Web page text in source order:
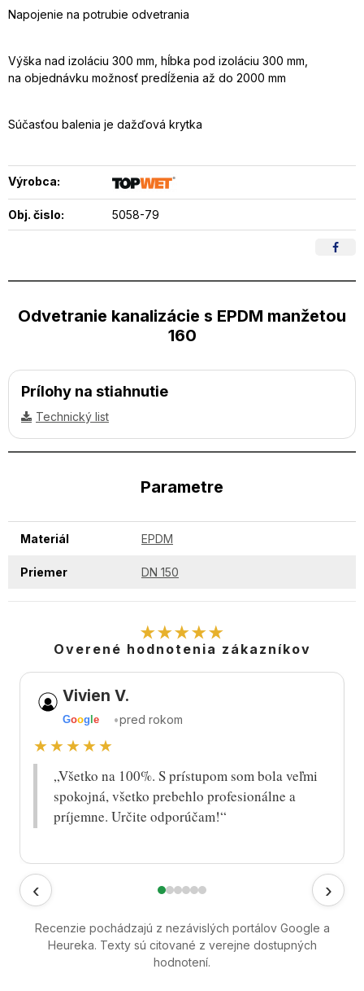
Napojenie na potrubie odvetrania
Výška nad izoláciu 300 mm, hĺbka pod izoláciu 300 mm,
na objednávku možnosť predĺženia až do 2000 mm
Súčasťou balenia je dažďová krytka
Výrobca:
Obj. čislo: 5058-79
Odvetranie kanalizácie s EPDM manžetou
160
Prílohy na stiahnutie
Technický list
Parametre
Materiál EPDM
Priemer DN 150
★★★★★
Overené hodnotenia zákazníkov
‹
Vivien V.
Goog le •pred rokom
★★★★★
„Všetko na 100%. S prístupom som bola veľmi
spokojná, všetko prebehlo profesionálne a
príjemne. Určite odporúčam!“
›
Recenzie pochádzajú z nezávislých portálov Google a
Heureka. Texty sú citované z verejne dostupných
hodnotení.